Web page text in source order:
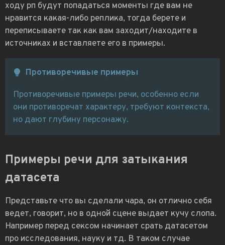
ходу рп будут попадаться моменты где вам не
нравится какая-либо реплика, тогда берете и
переписываете так как вам заходит/находите в
источниках и вставляете его в примеры.
Противоречивые примеры
Противоречивые примеры речи, особенно если
они противоречат характеру, требуют контекста,
но дают глубину персонажу.
Примеры речи для затыкания
датасета
Представьте что вы сделали чара, он отлично себя
ведет, говорит, но в одной сцене выдает кучу слопа.
Например перед сексом начинает срать датасетом
про исследования, науку и тд. В таком случае